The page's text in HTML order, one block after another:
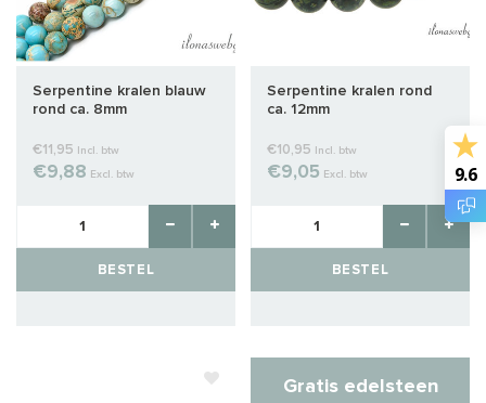
Serpentine kralen blauw
rond ca. 8mm
€11,95 Incl. btw
€9,88 Excl. btw
BESTEL
Serpentine kralen rond
ca. 12mm
€10,95 Incl. btw
€9,05 Excl. btw
BESTEL
Gratis edelsteen
9.6